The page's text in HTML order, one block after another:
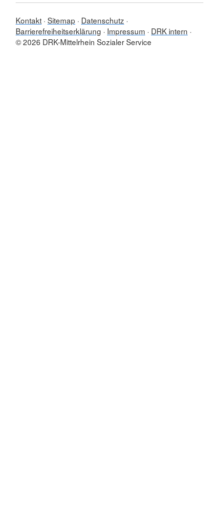
Kontakt Sitemap
Datenschutz
Barrierefreiheitserklärung
Impressum
DRK intern
© 2026 DRK-Mittelrhein Sozialer Service